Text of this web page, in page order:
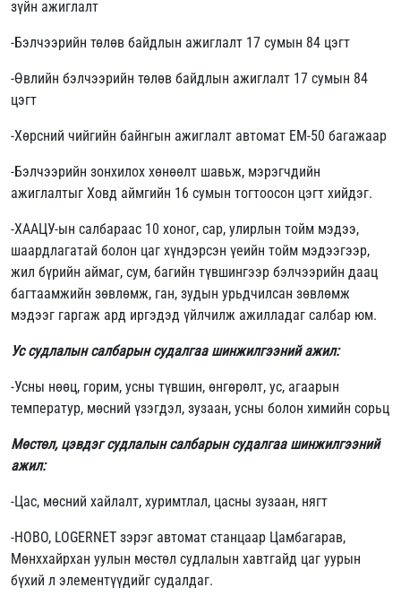
зүйн ажиглалт
-Бэлчээрийн төлөв байдлын ажиглалт 17 сумын 84 цэгт
-Өвлийн бэлчээрийн төлөв байдлын ажиглалт 17 сумын 84
цэгт
-Хөрсний чийгийн байнгын ажиглалт автомат EM-50 багажаар
-Бэлчээрийн зонхилох хөнөөлт шавьж, мэрэгчдийн
ажиглалтыг Ховд аймгийн 16 сумын тогтоосон цэгт хийдэг.
-ХААЦУ-ын салбараас 10 хоног, сар, улирлын тойм мэдээ,
шаардлагатай болон цаг хүндэрсэн үеийн тойм мэдээгээр,
жил бүрийн аймаг, сум, багийн түвшингээр бэлчээрийн даац
багтаамжийн зөвлөмж, ган, зудын урьдчилсан зөвлөмж
мэдээг гаргаж ард иргэдэд үйлчилж ажилладаг салбар юм.
Ус судлалын салбарын судалгаа шинжилгээний ажил:
-Усны нөөц, горим, усны түвшин, өнгөрөлт, ус, агаарын
температур, мөсний үзэгдэл, зузаан, усны болон химийн сорьц
Мөстөл, цэвдэг судлалын салбарын судалгаа шинжилгээний
ажил:
-Цас, мөсний хайлалт, хуримтлал, цасны зузаан, нягт
-HOBO, LOGERNET зэрэг автомат станцаар Цамбагарав,
Мөнххайрхан уулын мөстөл судлалын хавтгайд цаг уурын
бүхий л элементүүдийг судалдаг.